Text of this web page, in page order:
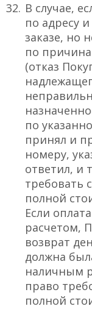
В случае,
по адресу
заказе, но
по
(отказ
по
принял и
номеру,
ответил, и
требовать
полной
Если
расчетом,
возврат
должна
наличным
право
полной